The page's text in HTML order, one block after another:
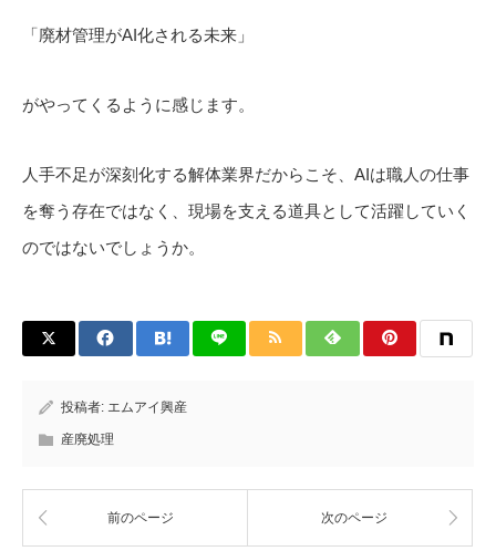
「廃材管理がAI化される未来」
がやってくるように感じます。
人手不足が深刻化する解体業界だからこそ、AIは職人の仕事
を奪う存在ではなく、現場を支える道具として活躍していく
のではないでしょうか。
投稿者: エムアイ興産
産廃処理
前のページ 次のページ